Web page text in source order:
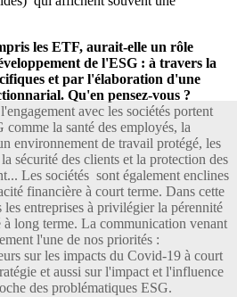
les ETF, aurait-elle un rôle
de l'ESG : à travers la
et par l'élaboration d'une
Qu'en pensez-vous ?
avec les sociétés portent
comme la santé des employés, la
environnement de travail protégé, les
sécurité des clients et la protection des
Les sociétés sont également enclines
financière à court terme. Dans cette
entreprises à privilégier la pérennité
long terme. La communication venant
l'une de nos priorités :
sur les impacts du Covid-19 à court
et aussi sur l'impact et l'influence
des problématiques ESG.